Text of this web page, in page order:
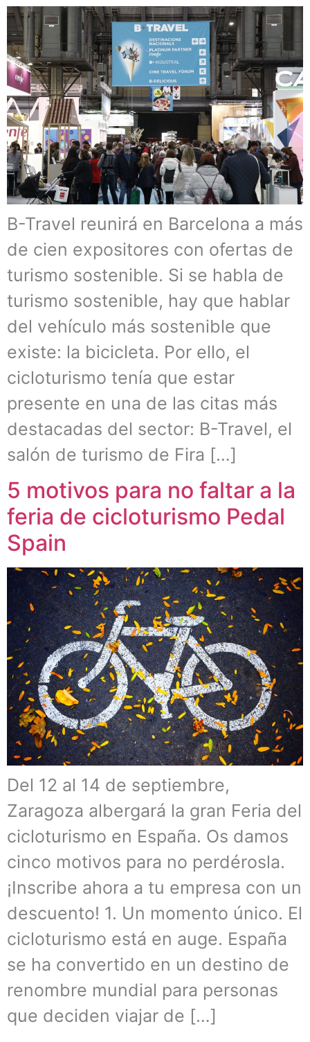
B-Travel reunirá en Barcelona a más
de cien expositores con ofertas de
turismo sostenible. Si se habla de
turismo sostenible, hay que hablar
del vehículo más sostenible que
existe: la bicicleta. Por ello, el
cicloturismo tenía que estar
presente en una de las citas más
destacadas del sector: B-Travel, el
salón de turismo de Fira […]
5 motivos para no faltar a la
feria de cicloturismo Pedal
Spain
Del 12 al 14 de septiembre,
Zaragoza albergará la gran Feria del
cicloturismo en España. Os damos
cinco motivos para no perdérosla.
¡Inscribe ahora a tu empresa con un
descuento! 1. Un momento único. El
cicloturismo está en auge. España
se ha convertido en un destino de
renombre mundial para personas
que deciden viajar de […]